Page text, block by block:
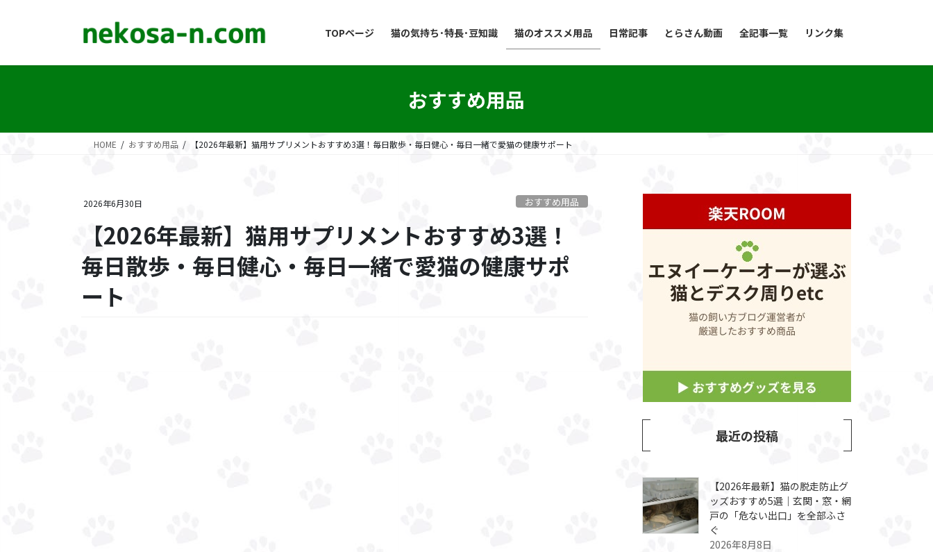
TOPページ 猫の気持ち･特長･豆知識 猫のオススメ用品 日常記事 とらさん動画 全記事一覧 リンク集
おすすめ用品
HOME おすすめ用品 【2026年最新】猫用サプリメントおすすめ3選！毎日散歩・毎日健心・毎日一緒で愛猫の健康サポート
2026年6月30日 おすすめ用品
【2026年最新】猫用サプリメントおすすめ3選！
毎日散歩・毎日健心・毎日一緒で愛猫の健康サポ
ート
最近の投稿
【2026年最新】猫の脱走防止グ
ッズおすすめ5選｜玄関・窓・網
戸の「危ない出口」を全部ふさ
ぐ
2026年8月8日